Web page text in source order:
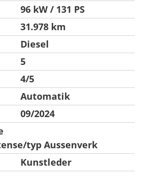
96 kW / 131 PS
31.978 km
Diesel
5
4/5
Automatik
09/2024
typ Aussenverk
Kunstleder